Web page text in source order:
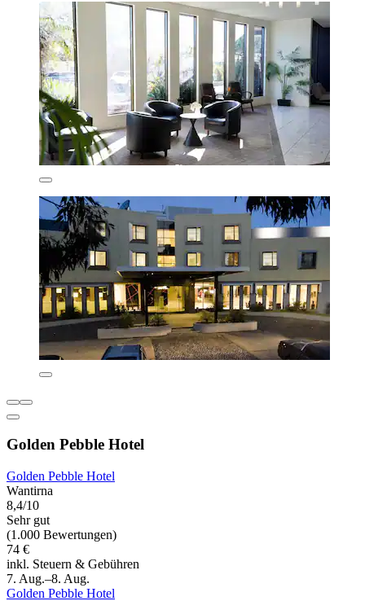
Golden Pebble Hotel
Golden Pebble Hotel
Wantirna
8,4/10
Sehr gut
(1.000 Bewertungen)
74 €
inkl. Steuern & Gebühren
7. Aug.–8. Aug.
Golden Pebble Hotel